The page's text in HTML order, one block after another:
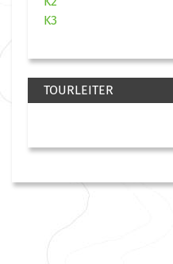
K3
TOURLEITER